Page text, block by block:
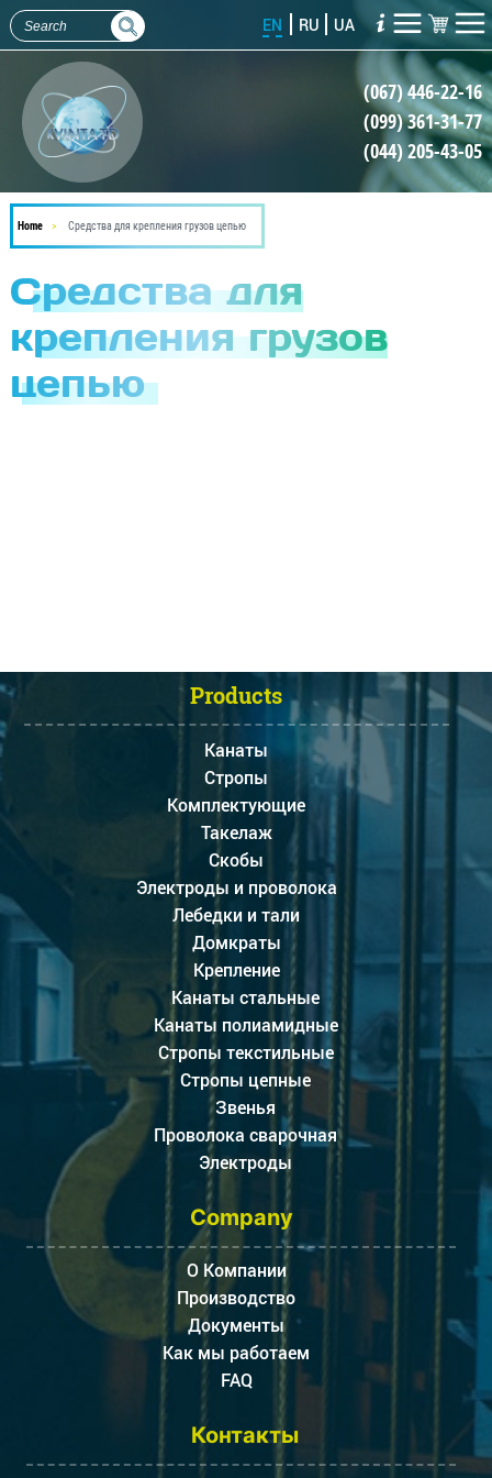
Skip
to
content
EN RU UA
(067) 446-22-16
(099) 361-31-77
(044) 205-43-05
Home Средства для крепления грузов цепью
Средства для
крепления грузов
цепью
Products
Канаты
Стропы
Комплектующие
Такелаж
Скобы
Электроды и проволока
Лебедки и тали
Домкраты
Крепление
Канаты стальные
Канаты полиамидные
Стропы текстильные
Стропы цепные
Звенья
Проволока сварочная
Электроды
Company
О Компании
Производство
Документы
Как мы работаем
FAQ
Контакты